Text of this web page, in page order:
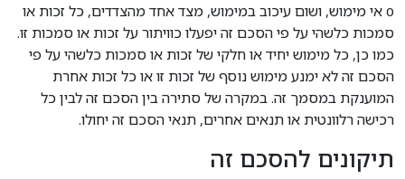
o אי מימוש, ושום עיכוב במימוש, מצד אחד מהצדדים, כל זכות או
סמכות כלשהי על פי הסכם זה יפעלו כוויתור על זכות או סמכות זו.
כמו כן, כל מימוש יחיד או חלקי של זכות או סמכות כלשהי על פי
הסכם זה לא ימנע מימוש נוסף של זכות זו או כל זכות אחרת
המוענקת במסמך זה. במקרה של סתירה בין הסכם זה לבין כל
רכישה רלוונטית או תנאים אחרים, תנאי הסכם זה יחולו.
תיקונים להסכם זה